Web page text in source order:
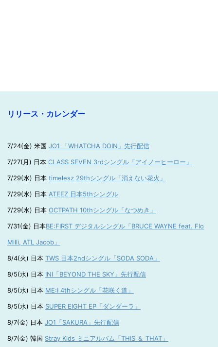
リリース・カレンダー
7/24(金) 米国 JO1 「WHATCHA DOIN」先行配信
7/27(月) 日本 CLASS SEVEN 3rdシングル「アイノーヒーロー」
7/29(水) 日本 timelesz 29thシングル「消えない花火」
7/29(水) 日本 ATEEZ 日本5thシングル
7/29(水) 日本 OCTPATH 10thシングル「なつめき」
7/31(金) 日本BE:FIRST デジタルシングル「BRUCE WAYNE feat. Flo
Milli, ATL Jacob」
8/4(火) 日本 TWS 日本2ndシングル「SODA SODA」
8/5(水) 日本 INI「BEYOND THE SKY」先行配信
8/5(水) 日本 ME:I 4thシングル「花咲く道」
8/5(水) 日本 SUPER EIGHT EP「ダンダーラ」
8/7(金) 日本 JO1「SAKURA」先行配信
8/7(金) 韓国 Stray Kids ミニアルバム「THIS ＆ THAT」